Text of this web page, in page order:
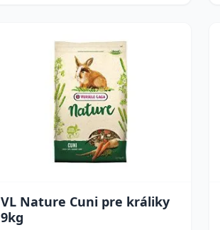
VL Nature Cuni pre králiky
9kg